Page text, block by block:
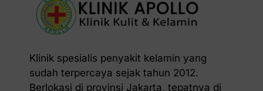
Klinik spesialis penyakit kelamin yang
sudah terpercaya sejak tahun 2012.
Berlokasi di provinsi Jakarta, tepatnya di